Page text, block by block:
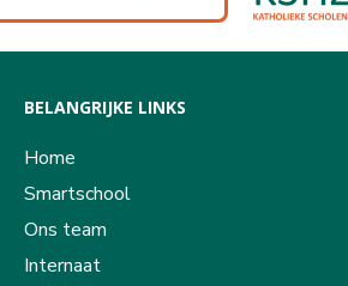
BELANGRIJKE LINKS
Home
Smartschool
Ons team
Internaat